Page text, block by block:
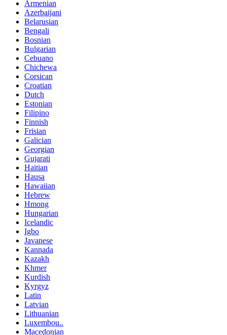
Armenian
Azerbaijani
Belarusian
Bengali
Bosnian
Bulgarian
Cebuano
Chichewa
Corsican
Croatian
Dutch
Estonian
Filipino
Finnish
Frisian
Galician
Georgian
Gujarati
Haitian
Hausa
Hawaiian
Hebrew
Hmong
Hungarian
Icelandic
Igbo
Javanese
Kannada
Kazakh
Khmer
Kurdish
Kyrgyz
Latin
Latvian
Lithuanian
Luxembou..
Macedonian